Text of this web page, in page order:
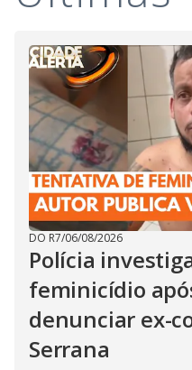
DO R7/06/08/2026
Polícia
feminicídio
denunciar ex-
Serrana